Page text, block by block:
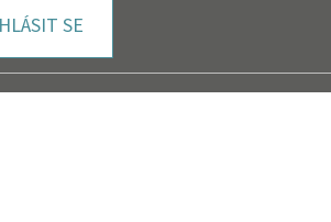
SE